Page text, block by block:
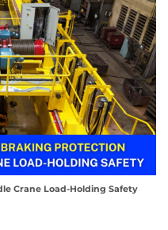
Crane Load-Holding Safety